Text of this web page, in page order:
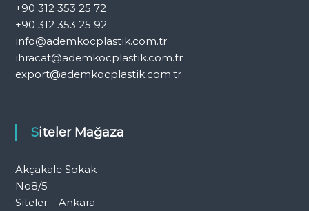
+90 312 353 25 72
+90 312 353 25 92
info@ademkocplastik.com.tr
ihracat@ademkocplastik.com.tr
export@ademkocplastik.com.tr
Siteler Mağaza
Akçakale Sokak
No8/5
Siteler – Ankara